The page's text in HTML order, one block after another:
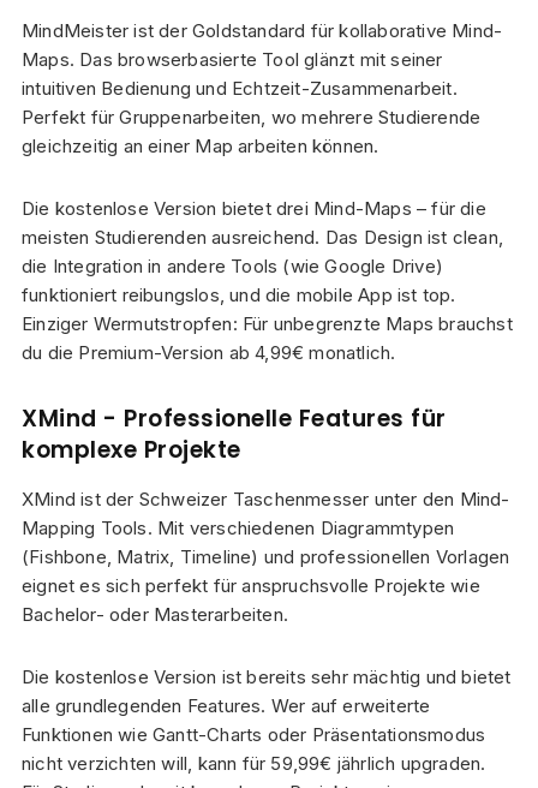
MindMeister ist der Goldstandard für kollaborative Mind-
Maps. Das browserbasierte Tool glänzt mit seiner
intuitiven Bedienung und Echtzeit-Zusammenarbeit.
Perfekt für Gruppenarbeiten, wo mehrere Studierende
gleichzeitig an einer Map arbeiten können.
Die kostenlose Version bietet drei Mind-Maps – für die
meisten Studierenden ausreichend. Das Design ist clean,
die Integration in andere Tools (wie Google Drive)
funktioniert reibungslos, und die mobile App ist top.
Einziger Wermutstropfen: Für unbegrenzte Maps brauchst
du die Premium-Version ab 4,99€ monatlich.
XMind - Professionelle Features für
komplexe Projekte
XMind ist der Schweizer Taschenmesser unter den Mind-
Mapping Tools. Mit verschiedenen Diagrammtypen
(Fishbone, Matrix, Timeline) und professionellen Vorlagen
eignet es sich perfekt für anspruchsvolle Projekte wie
Bachelor- oder Masterarbeiten.
Die kostenlose Version ist bereits sehr mächtig und bietet
alle grundlegenden Features. Wer auf erweiterte
Funktionen wie Gantt-Charts oder Präsentationsmodus
nicht verzichten will, kann für 59,99€ jährlich upgraden.